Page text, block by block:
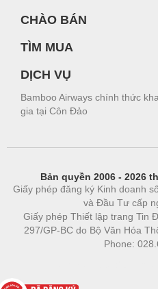
CHÀO BÁN
TÌM MUA
DỊCH VỤ
Bamboo Airways chính thức
gia tại Côn Đảo
Bản quyền 2006 - 2026
Giấy phép đăng ký Kinh doanh
và Đầu Tư cấp
Giấy phép Thiết lập trang Tin
297/GP-BC do Bộ Văn Hóa
Phone: